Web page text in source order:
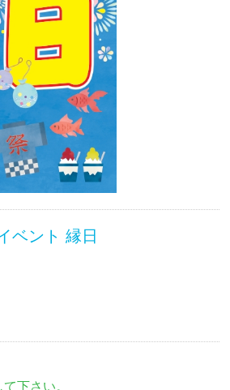
ベント 縁日
下さい。